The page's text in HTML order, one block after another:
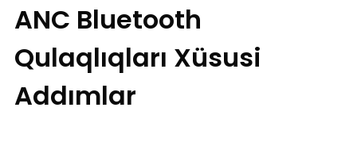
ANC Bluetooth
Qulaqlıqları Xüsusi
Addımlar